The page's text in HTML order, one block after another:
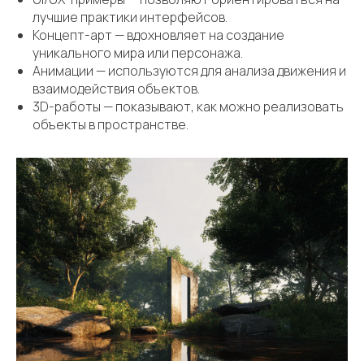
лучшие практики интерфейсов.
Концепт-арт — вдохновляет на создание
уникального мира или персонажа.
Анимации — используются для анализа движения и
взаимодействия объектов.
3D-работы — показывают, как можно реализовать
объекты в пространстве.